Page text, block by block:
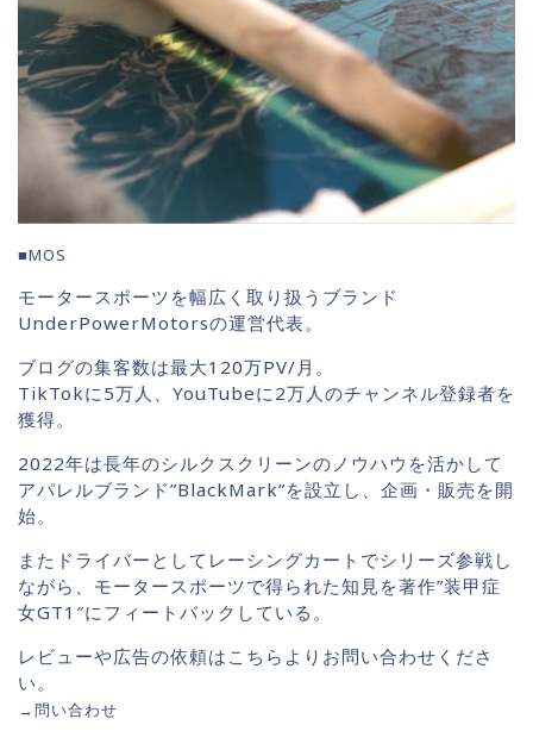
■MOS
モータースポーツを幅広く取り扱うブランド
UnderPowerMotorsの運営代表。
ブログの集客数は最大120万PV/月。
TikTokに5万人、YouTubeに2万人のチャンネル登録者を
獲得。
2022年は長年のシルクスクリーンのノウハウを活かして
アパレルブランド”BlackMark”を設立し、企画・販売を開
始。
またドライバーとしてレーシングカートでシリーズ参戦し
ながら、モータースポーツで得られた知見を著作”装甲症
女GT1″にフィートバックしている。
レビューや広告の依頼はこちらよりお問い合わせくださ
い。
→問い合わせ